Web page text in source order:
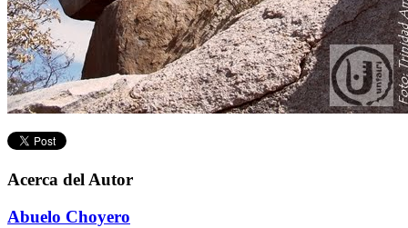
Acerca del Autor
Abuelo Choyero